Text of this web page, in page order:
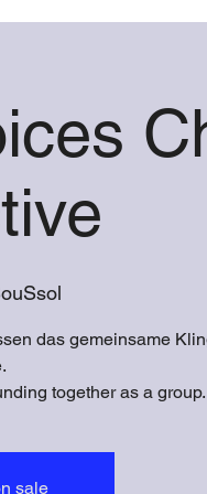
das gemeinsame
together as a group.
sale